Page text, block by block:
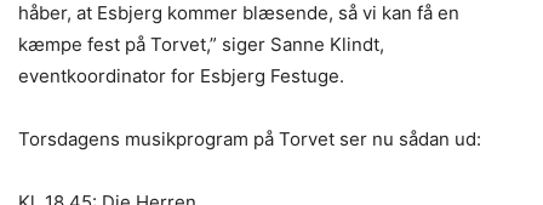
håber, at Esbjerg kommer blæsende, så vi kan få en
kæmpe fest på Torvet,” siger Sanne Klindt,
eventkoordinator for Esbjerg Festuge.
Torsdagens musikprogram på Torvet ser nu sådan ud: